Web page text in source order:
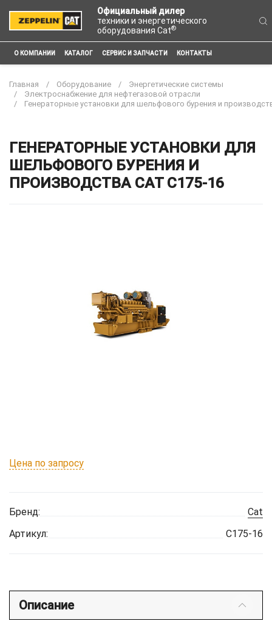
Официальный дилер
техники и энергетического
оборудования Cat®
О КОМПАНИИ КАТАЛОГ СЕРВИС И ЗАПЧАСТИ КОНТАКТЫ
Главная Оборудование
Энергетические системы
Электроснабжение для нефтегазовой отрасли
Генераторные установки для шельфового бурения и
ГЕНЕРАТОРНЫЕ УСТАНОВКИ ДЛЯ
ШЕЛЬФОВОГО БУРЕНИЯ И
ПРОИЗВОДСТВА CAT C175-16
Цена по запросу
Бренд:
Cat
Артикул:
C175-16
Описание